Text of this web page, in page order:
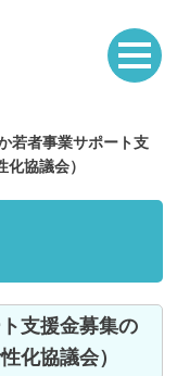
若者事業サポート支
協議会）
化協議会）